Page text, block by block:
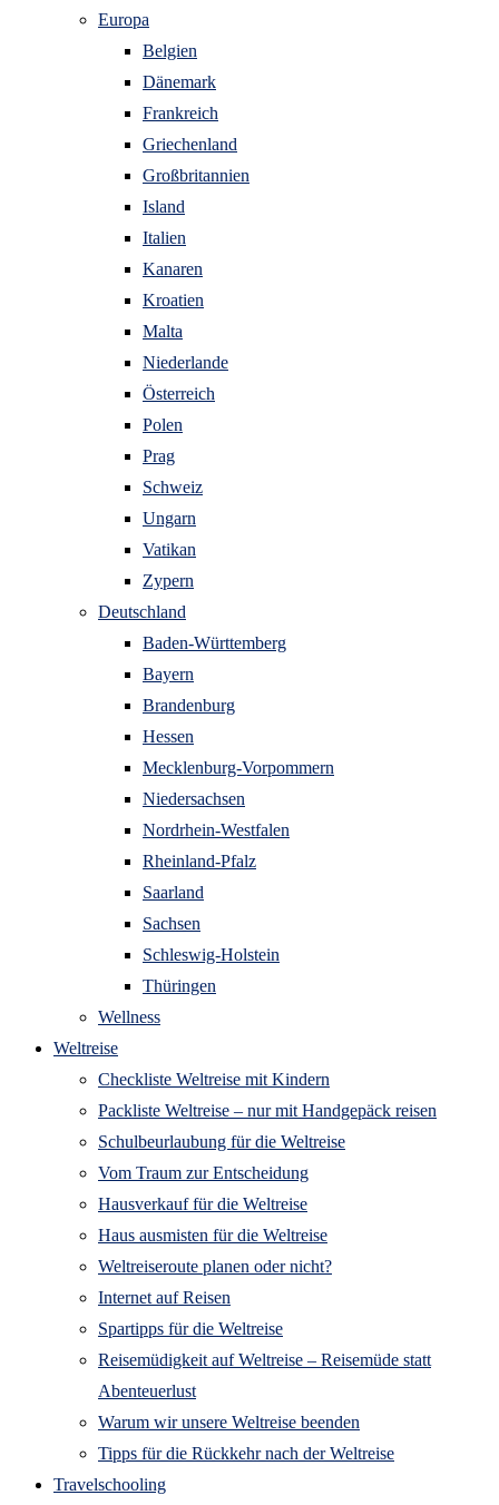
Europa
Belgien
Dänemark
Frankreich
Griechenland
Großbritannien
Island
Italien
Kanaren
Kroatien
Malta
Niederlande
Österreich
Polen
Prag
Schweiz
Ungarn
Vatikan
Zypern
Deutschland
Baden-Württemberg
Bayern
Brandenburg
Hessen
Mecklenburg-Vorpommern
Niedersachsen
Nordrhein-Westfalen
Rheinland-Pfalz
Saarland
Sachsen
Schleswig-Holstein
Thüringen
Wellness
Weltreise
Checkliste Weltreise mit Kindern
Packliste Weltreise – nur mit Handgepäck reisen
Schulbeurlaubung für die Weltreise
Vom Traum zur Entscheidung
Hausverkauf für die Weltreise
Haus ausmisten für die Weltreise
Weltreiseroute planen oder nicht?
Internet auf Reisen
Spartipps für die Weltreise
Reisemüdigkeit auf Weltreise – Reisemüde statt
Abenteuerlust
Warum wir unsere Weltreise beenden
Tipps für die Rückkehr nach der Weltreise
Travelschooling